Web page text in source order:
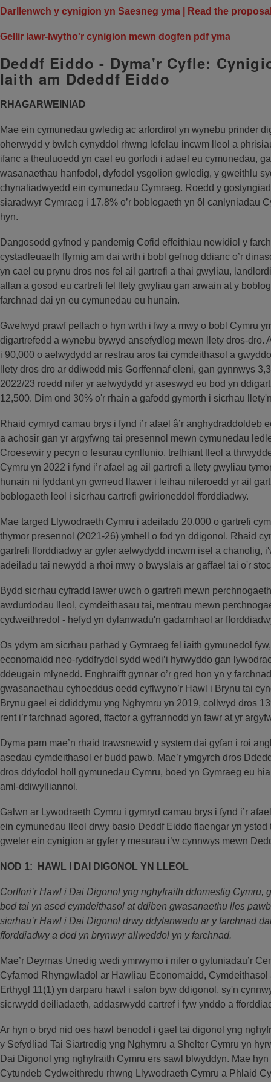
Darllenwch y cynigion yn Saesneg yma | Read the
Gellir lawr-lwytho'r cynigion mewn dogfen pdf yma
Deddf Eiddo - Dyma'r Cyfle:
Iaith am Ddeddf Eiddo
RHAGARWEINIAD
Mae ein cymunedau gwledig ac arfordirol yn wynebu prinder
oherwydd y bwlch cynyddol rhwng lefelau incwm lleol a
ifanc a theuluoedd yn cael eu gorfodi i adael eu cymunedau,
wasanaethau hanfodol, dyfodol ysgolion gwledig, y gweithlu
chynaliadwyedd ein cymunedau Cymraeg. Roedd y
siaradwyr Cymraeg i 17.8% o’r boblogaeth yn ôl canlyniadau
hyn.
Dangosodd gyfnod y pandemig Cofid effeithiau newidiol y
cystadleuaeth ffyrnig am dai wrth i bobl gefnog ddianc o’r
yn cael eu prynu dros nos fel ail gartrefi a thai gwyliau,
allan a gosod eu cartrefi fel llety gwyliau gan arwain at y
farchnad dai yn eu cymunedau eu hunain.
Gwelwyd prawf pellach o hyn wrth i fwy a mwy o bobl Cymru
digartrefedd a wynebu bywyd ansefydlog mewn llety dros-dro.
i 90,000 o aelwydydd ar restrau aros tai cymdeithasol a
llety dros dro ar ddiwedd mis Gorffennaf eleni, gan gynnwys
2022/23 roedd nifer yr aelwydydd yr aseswyd eu bod yn
12,500. Dim ond 30% o'r rhain a gafodd gymorth i sicrhau
Rhaid cymryd camau brys i fynd i’r afael â’r anghydraddoldeb
a achosir gan yr argyfwng tai presennol mewn cymunedau
Croesewir y pecyn o fesurau cynllunio, trethiant lleol a
Cymru yn 2022 i fynd i’r afael ag ail gartrefi a llety gwyliau
hunain ni fyddant yn gwneud llawer i leihau niferoedd yr ail
boblogaeth leol i sicrhau cartrefi gwirioneddol fforddiadwy.
Mae targed Llywodraeth Cymru i adeiladu 20,000 o gartrefi
thymor presennol (2021-26) ymhell o fod yn ddigonol. Rhaid
gartrefi fforddiadwy ar gyfer aelwydydd incwm isel a chanolig,
adeiladu tai newydd a rhoi mwy o bwyslais ar gaffael tai o'r
Bydd sicrhau cyfradd lawer uwch o gartrefi mewn
awdurdodau lleol, cymdeithasau tai, mentrau mewn
cydweithredol - hefyd yn dylanwadu'n gadarnhaol ar
Os ydym am sicrhau parhad y Gymraeg fel iaith gymunedol
economaidd neo-ryddfrydol sydd wedi’i hyrwyddo gan
ddeugain mlynedd. Enghraifft gynnar o’r gred hon yn y
gwasanaethau cyhoeddus oedd cyflwyno’r Hawl i Brynu tai
Brynu gael ei ddiddymu yng Nghymru yn 2019, collwyd dros
rent i’r farchnad agored, ffactor a gyfrannodd yn fawr at yr
Dyma pam mae’n rhaid trawsnewid y system dai gyfan i roi
asedau cymdeithasol er budd pawb. Mae’r ymgyrch dros
dros ddyfodol holl gymunedau Cymru, boed yn Gymraeg eu
aml-ddiwylliannol.
Galwn ar Lywodraeth Cymru i gymryd camau brys i fynd i’r
ein cymunedau lleol drwy basio Deddf Eiddo flaengar yn
gweler ein cynigion ar gyfer y mesurau i’w cynnwys mewn
NOD 1: HAWL I DAI DIGONOL YN LLEOL
Corffori’r Hawl i Dai Digonol yng nghyfraith ddomestig Cymru,
bod tai yn ased cymdeithasol at ddiben gwasanaethu lles
sicrhau’r Hawl i Dai Digonol drwy ddylanwadu ar y farchnad
fforddiadwy a dod yn brynwyr allweddol yn y farchnad.
Mae’r Deyrnas Unedig wedi ymrwymo i nifer o gytuniadau’r
Cyfamod Rhyngwladol ar Hawliau Economaidd,
Erthygl 11(1) yn darparu hawl i safon byw ddigonol, sy'n
sicrwydd deiliadaeth, addasrwydd cartref i fyw ynddo a
Ar hyn o bryd nid oes hawl benodol i gael tai digonol yng
y Sefydliad Tai Siartredig yng Nghymru a Shelter Cymru yn
Dai Digonol yng nghyfraith Cymru ers sawl blwyddyn. Mae
Cytundeb Cydweithredu rhwng Llywodraeth Cymru a Phlaid